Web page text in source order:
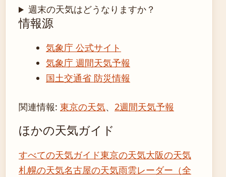
週末の天気はどうなりますか？
情報源
気象庁 公式サイト
気象庁 週間天気予報
国土交通省 防災情報
関連情報: 東京の天気、 2週間天気予報
ほかの天気ガイド
すべての天気ガイド東京の天気大阪の天気
札幌の天気名古屋の天気雨雲レーダー（全